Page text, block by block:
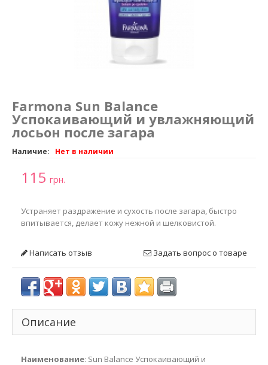
Farmona Sun Balance
Успокаивающий и увлажняющий
лосьон после загара
Наличие: Нет в наличии
115 грн.
Устраняет раздражение и сухость после загара, быстро
впитывается, делает кожу нежной и шелковистой.
Написать отзыв Задать вопрос о товаре
Описание
Наименование: Sun Balance Успокаивающий и